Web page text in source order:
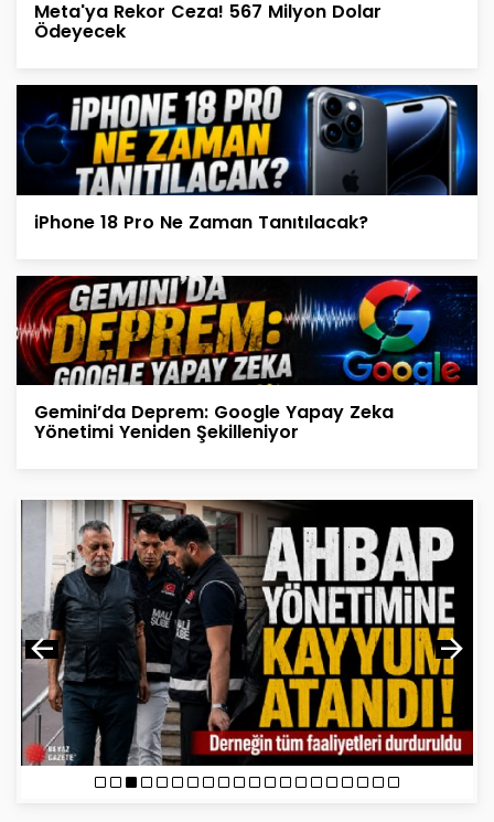
Meta'ya Rekor Ceza! 567 Milyon Dolar
Ödeyecek
iPhone 18 Pro Ne Zaman Tanıtılacak?
Gemini’da Deprem: Google Yapay Zeka
Yönetimi Yeniden Şekilleniyor